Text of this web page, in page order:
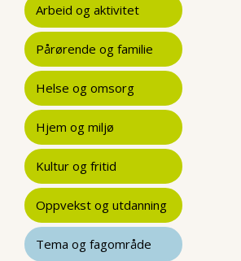
Arbeid og aktivitet
Pårørende og familie
Helse og omsorg
Hjem og miljø
Kultur og fritid
Oppvekst og utdanning
Tema og fagområde